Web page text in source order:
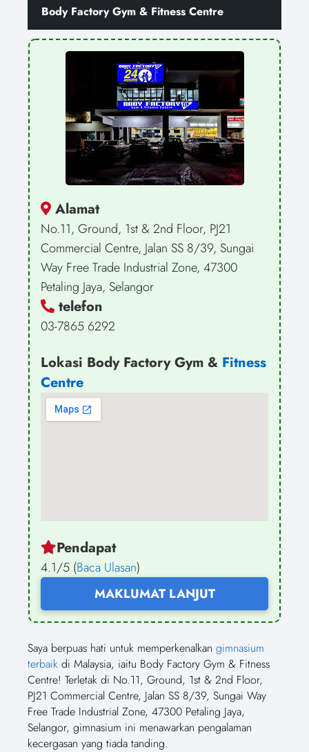
Body Factory Gym & Fitness Centre
Alamat
No.11, Ground, 1st & 2nd Floor, PJ21
Commercial Centre, Jalan SS 8/39, Sungai
Way Free Trade Industrial Zone, 47300
Petaling Jaya, Selangor
telefon
03-7865 6292
Lokasi Body Factory Gym & Fitness
Centre
Pendapat
4.1/5 (Baca Ulasan)
MAKLUMAT LANJUT
Saya berpuas hati untuk memperkenalkan gimnasium
terbaik di Malaysia, iaitu Body Factory Gym & Fitness
Centre! Terletak di No.11, Ground, 1st & 2nd Floor,
PJ21 Commercial Centre, Jalan SS 8/39, Sungai Way
Free Trade Industrial Zone, 47300 Petaling Jaya,
Selangor, gimnasium ini menawarkan pengalaman
kecergasan yang tiada tanding.